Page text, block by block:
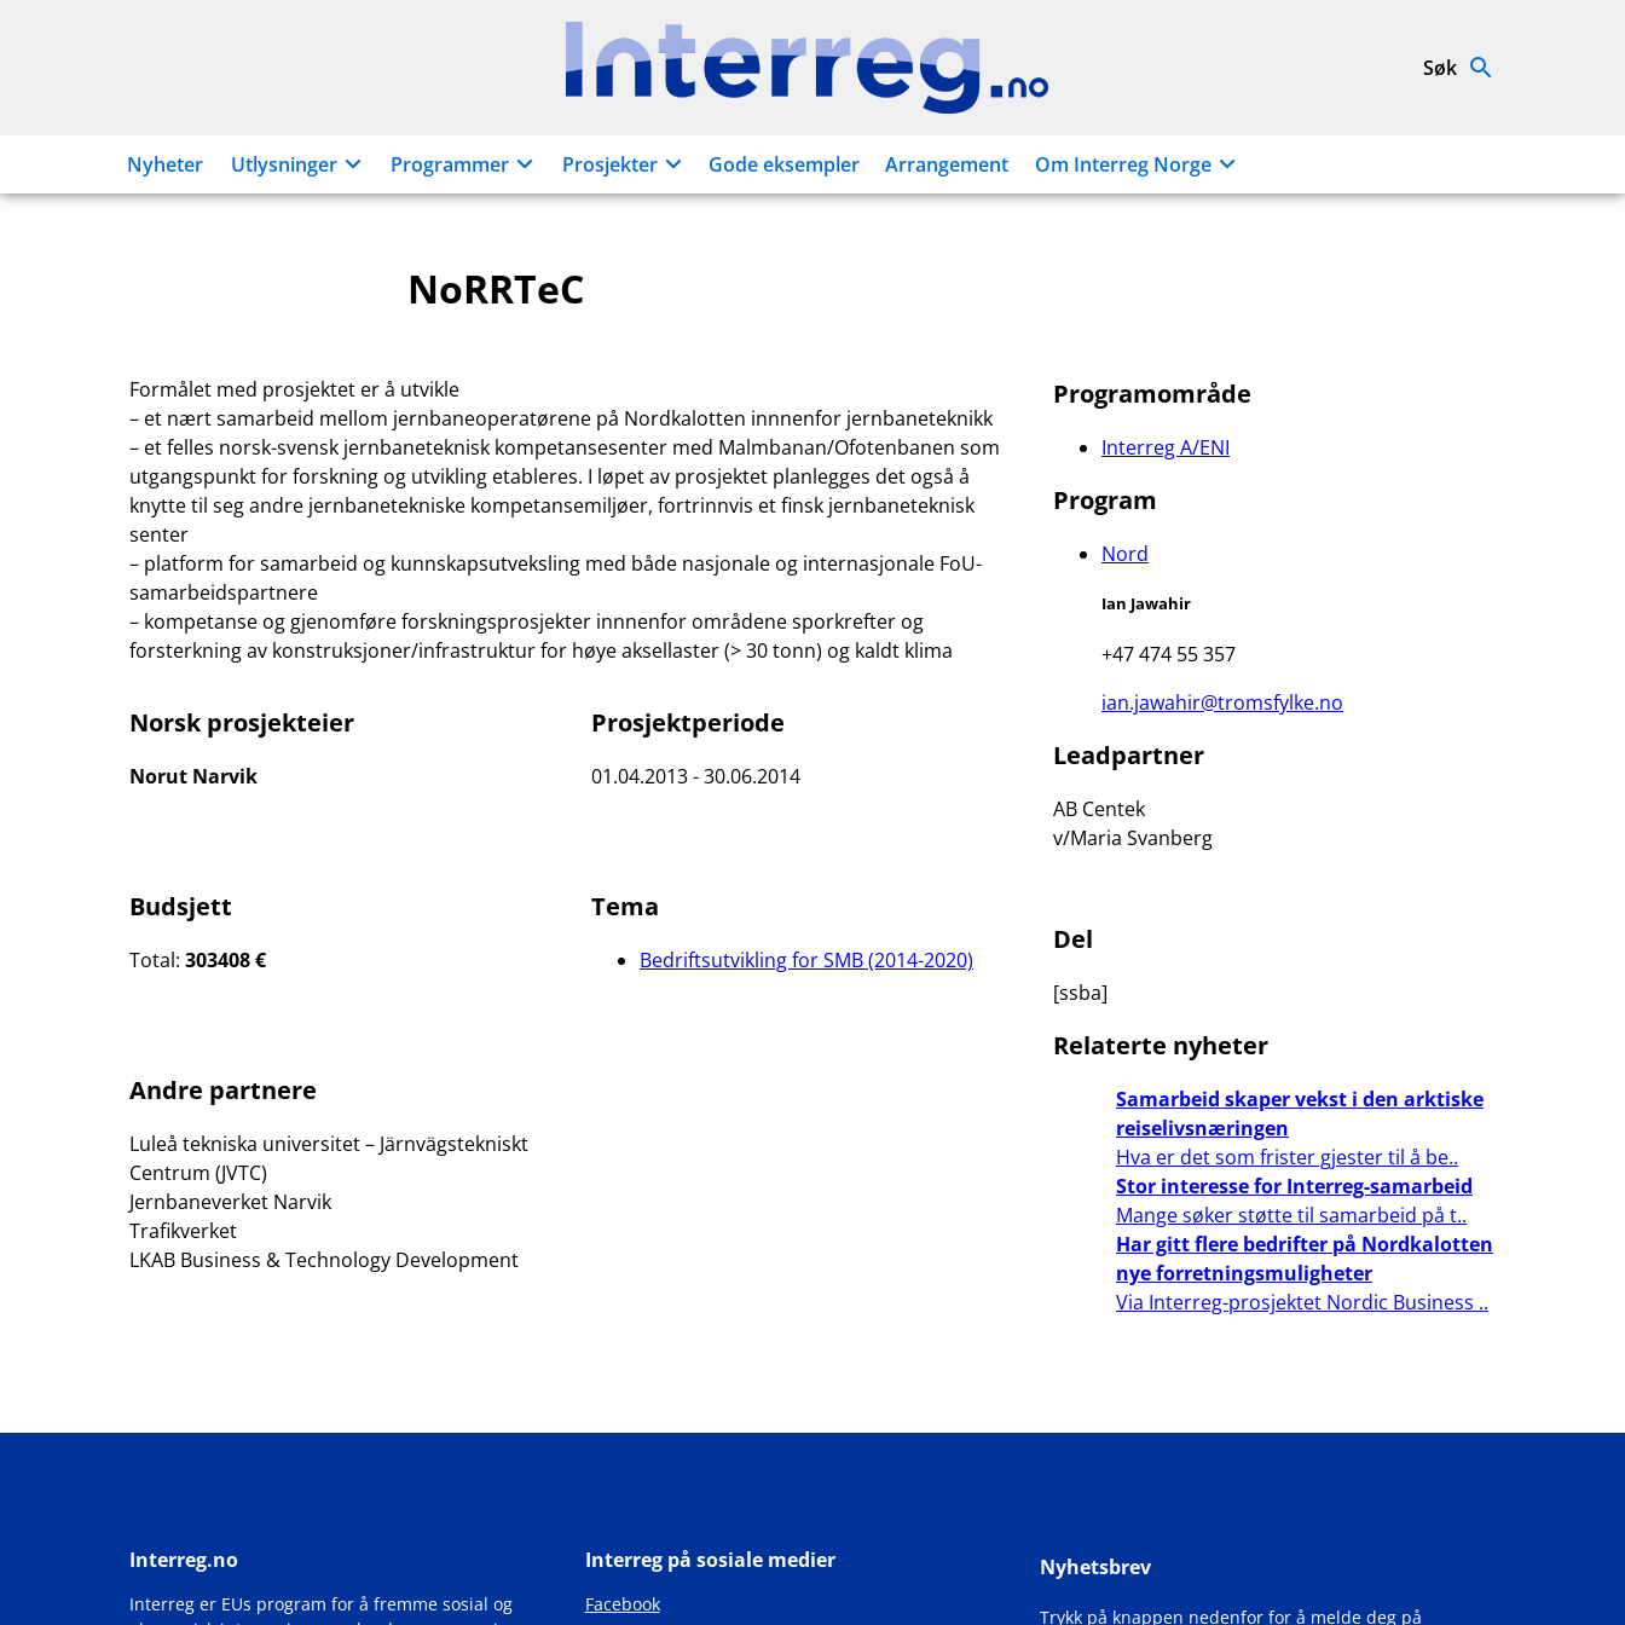
Interreg.no Søk
Nyheter Utlysninger Programmer Prosjekter Gode eksempler Arrangement Om Interreg Norge
NoRRTeC
Formålet med prosjektet er å utvikle
– et nært samarbeid mellom jernbaneoperatørene på Nordkalotten innnenfor jernbaneteknikk
– et felles norsk-svensk jernbaneteknisk kompetansesenter med Malmbanan/Ofotenbanen som
utgangspunkt for forskning og utvikling etableres. I løpet av prosjektet planlegges det også å
knytte til seg andre jernbanetekniske kompetansemiljøer, fortrinnvis et finsk jernbaneteknisk
senter
– platform for samarbeid og kunnskapsutveksling med både nasjonale og internasjonale FoU-
samarbeidspartnere
– kompetanse og gjenomføre forskningsprosjekter innnenfor områdene sporkrefter og
forsterkning av konstruksjoner/infrastruktur for høye aksellaster (> 30 tonn) og kaldt klima
Norsk prosjekteier
Norut Narvik
Prosjektperiode
01.04.2013 - 30.06.2014
Budsjett
Total: 303408 €
Tema
Bedriftsutvikling for SMB (2014-2020)
Andre partnere
Luleå tekniska universitet – Järnvägstekniskt
Centrum (JVTC)
Jernbaneverket Narvik
Trafikverket
LKAB Business & Technology Development
Programområde
Interreg A/ENI
Program
Nord
Ian Jawahir
+47 474 55 357
ian.jawahir@tromsfylke.no
Leadpartner
AB Centek
v/Maria Svanberg
Del
[ssba]
Relaterte nyheter
Samarbeid skaper vekst i den arktiske
reiselivsnæringen
Hva er det som frister gjester til å be..
Stor interesse for Interreg-samarbeid
Mange søker støtte til samarbeid på t..
Har gitt flere bedrifter på Nordkalotten
nye forretningsmuligheter
Via Interreg-prosjektet Nordic Business ..
Interreg.no
Interreg er EUs program for å fremme sosial og
Interreg på sosiale medier
Facebook
Nyhetsbrev
Trykk på knappen nedenfor for å melde deg på